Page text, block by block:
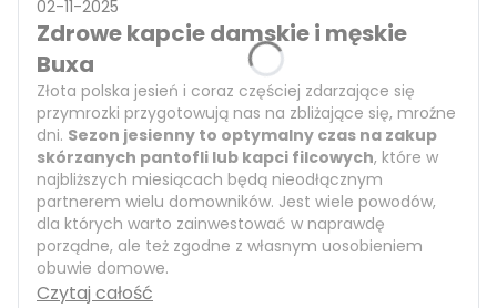
02-11-2025
Zdrowe kapcie damskie i męskie
Buxa
Złota polska jesień i coraz częściej zdarzające się
przymrozki przygotowują nas na zbliżające się, mroźne
dni. Sezon jesienny to optymalny czas na zakup
skórzanych pantofli lub kapci filcowych, które w
najbliższych miesiącach będą nieodłącznym
partnerem wielu domowników. Jest wiele powodów,
dla których warto zainwestować w naprawdę
porządne, ale też zgodne z własnym uosobieniem
obuwie domowe.
Czytaj całość